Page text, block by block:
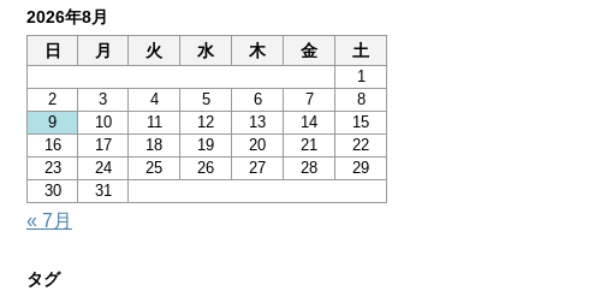
2026年8月
日
月 火 水 木 金 土
1
2
3 4 5 6 7
8
9
10 11 12 13 14
15
16
17 18 19 20 21
22
23
24 25 26 27 28
29
30
31
« 7月
タグ